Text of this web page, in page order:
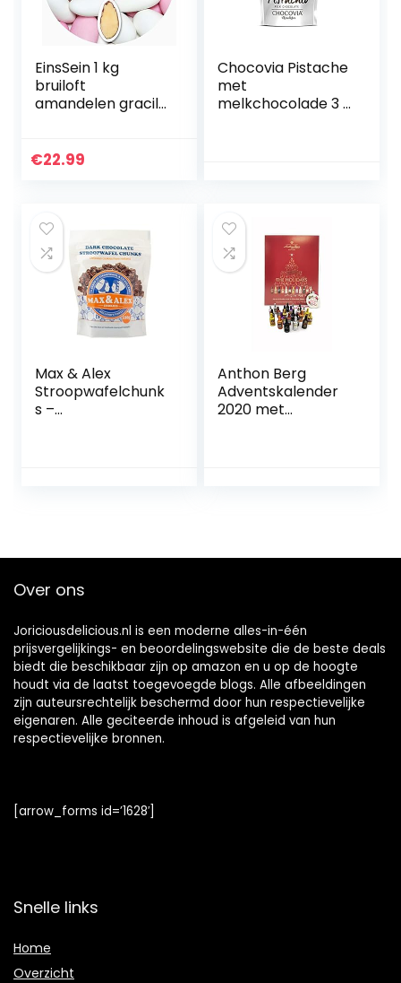
EinsSein 1 kg
bruiloft
amandelen gracile
bruiloft suiker
gastgeschenk
suiker amandelen
doopamandelen
€22.99
Chocovia Pistache
met
melkchocolade 3 x
Max & Alex
Stroopwafelchunk
s –
Anthon Berg
Adventskalender
2020 met
Over ons
Joriciousdelicious.nl is een moderne alles-in-één
prijsvergelijkings- en beoordelingswebsite die de beste deals
biedt die beschikbaar zijn op amazon en u op de hoogte
houdt via de laatst toegevoegde blogs. Alle afbeeldingen
zijn auteursrechtelijk beschermd door hun respectievelijke
eigenaren. Alle geciteerde inhoud is afgeleid van hun
respectievelijke bronnen.
[arrow_forms id=’1628′]
Snelle links
Home
Overzicht